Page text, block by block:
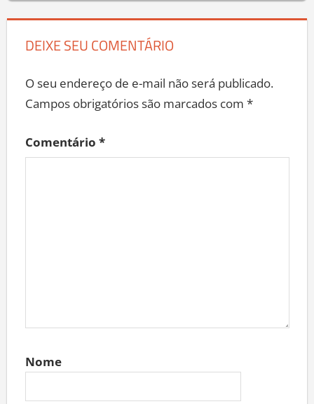
DEIXE SEU COMENTÁRIO
O seu endereço de e-mail não será publicado.
Campos obrigatórios são marcados com *
Comentário *
Nome